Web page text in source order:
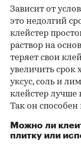
Зависит от
это недолгий
клейстер
раствор на
теряет свои
увеличить срок
уксус, соль и
клейстер лучше
Так он способен
Можно ли
плитку или